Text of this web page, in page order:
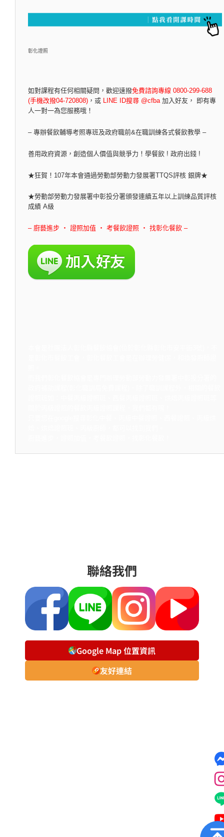
彰化證照
如對課程有任何相關疑問， 歡迎速撥免費諮詢專線 0800-299-688
(手機改撥04-720808) ， 或 LINE ID搜尋 @cfba加入好友， 即有專
人一對一為您服務哦！
– 專辦餐飲輔導考照專班及政府職前&在職訓練各式餐飲教學 –
善用政府資源，創造個人價值與競爭力！學餐飲 ! 政府出錢 !
★狂賀！107年本會通過勞動部勞動力發展署TTQS評核 銀牌★
★勞動部勞動力發展署中彰投分署頒發連續五年以上訓練品質評核
成績 A級
– 廚藝進步 ‧ 證照加值 ‧ 考餐飲證照 ‧ 找彰化餐飲 –
聯絡我們
Google Map 位置資訊
友好連結